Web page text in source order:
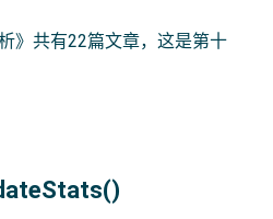
》共有22篇文章，这是第十